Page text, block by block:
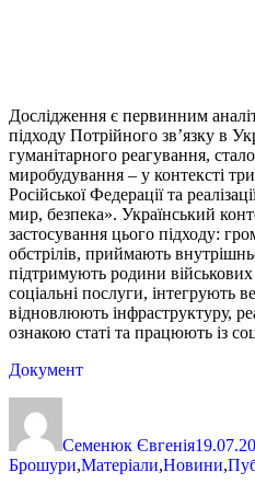
Дослідження є первинним
підходу Потрійного зв’язку в
гуманітарного реагування,
миробудування – у контексті
Російської Федерації та
мир, безпека». Український
застосування цього підходу:
обстрілів, приймають
підтримують родини військових
соціальні послуги, інтегрують
відновлюють інфраструктуру,
ознакою статі та працюють із
Документ
Семенюк Євгенія
Брошури,Матеріали,Новини,